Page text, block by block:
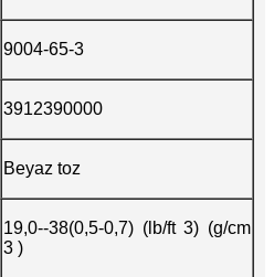
9004-65-3
3912390000
Beyaz toz
19,0--38(0,5-0,7) (lb/ft 3) (g/cm
3 )